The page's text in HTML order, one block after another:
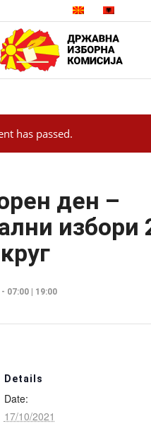
has passed.
ден –
избори
07:00| 19:00
Details
Date:
17/10/2021